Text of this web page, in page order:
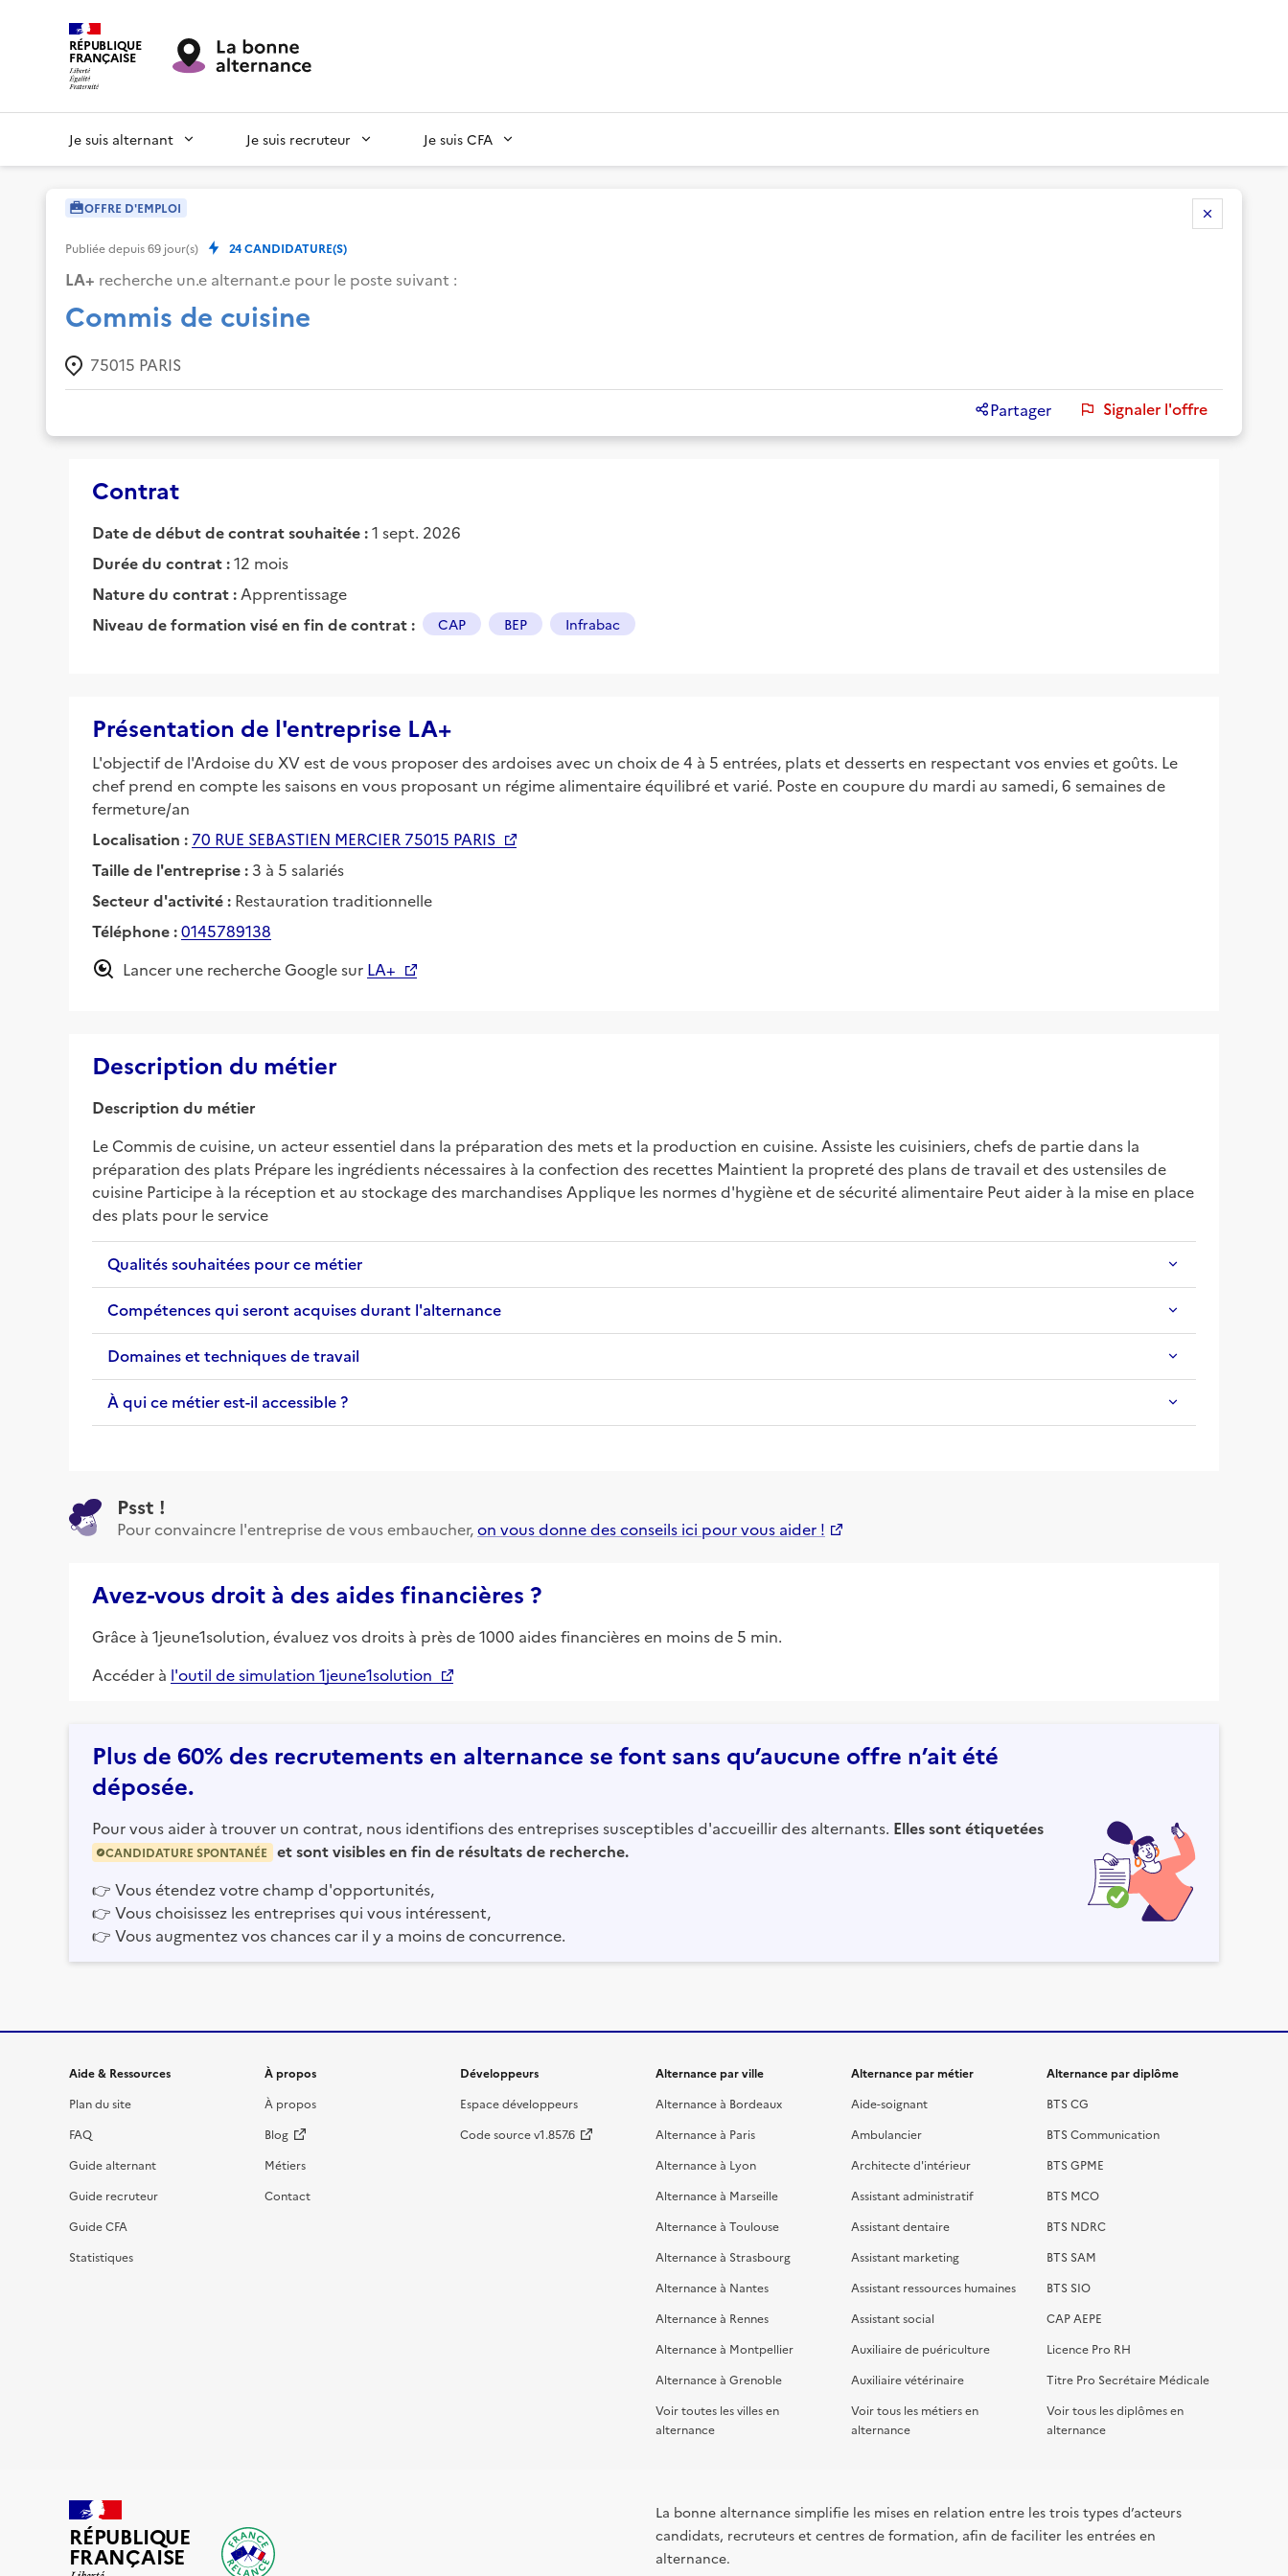
RÉPUBLIQUE
FRANÇAISE
Je suis alternant Je suis recruteur Je suis CFA
OFFRE D'EMPLOI
Publiée depuis69 jour(s) 24CANDIDATURE(S)
LA+ recherche un.e alternant.e pour le poste suivant :
Commis de cuisine
75015 PARIS
Partager Signaler l'offre
Contrat
Date de début de contrat souhaitée :1 sept. 2026
Durée du contrat :12 mois
Nature du contrat : Apprentissage
Niveau de formation visé en fin de contrat :
CAP BEP Infrabac
Présentation de l'entreprise LA+
L'objectif de l'Ardoise du XV est de vous proposer des ardoises avec un choix de 4 à 5 entrées, plats et desserts en respectant vos envies et goûts. Le
chef prend en compte les saisons en vous proposant un régime alimentaire équilibré et varié. Poste en coupure du mardi au samedi, 6 semaines de
fermeture/an
Localisation : 70 RUE SEBASTIEN MERCIER 75015 PARIS
Taille de l'entreprise : 3 à 5 salariés
Secteur d'activité : Restauration traditionnelle
Téléphone :0145789138
Lancer une recherche Google sur LA+
Description du métier
Description du métier
Le Commis de cuisine, un acteur essentiel dans la préparation des mets et la production en cuisine. Assiste les cuisiniers, chefs de partie dans la
préparation des plats Prépare les ingrédients nécessaires à la confection des recettes Maintient la propreté des plans de travail et des ustensiles de
cuisine Participe à la réception et au stockage des marchandises Applique les normes d'hygiène et de sécurité alimentaire Peut aider à la mise en place
des plats pour le service
Qualités souhaitées pour ce métier
Compétences qui seront acquises durant l'alternance
Domaines et techniques de travail
À qui ce métier est-il accessible ?
Psst !
Pour convaincre l'entreprise de vous embaucher,on vous donne des conseils ici pour vous aider !
Avez-vous droit à des aides financières ?
Grâce à 1jeune1solution, évaluez vos droits à près de 1000 aides financières en moins de 5 min.
Accéder à l'outil de simulation 1jeune1solution
Plus de 60% des recrutements en alternance se font sans qu’aucune offre n’ait été
déposée.
Pour vous aider à trouver un contrat, nous identifions des entreprises susceptibles d'accueillir des alternants. Elles sont étiquetées
CANDIDATURE SPONTANÉE
et sont visibles en fin de résultats de recherche.
👉 Vous étendez votre champ d'opportunités,
👉 Vous choisissez les entreprises qui vous intéressent,
👉 Vous augmentez vos chances car il y a moins de concurrence.
Informations et liens du site
Aide & Ressources
Plan du site
FAQ
Guide alternant
Guide recruteur
Guide CFA
Statistiques
À propos
À propos
Blog
Métiers
Contact
Développeurs
Espace développeurs
Code source v1.857.6
Alternance par ville
Alternance à Bordeaux
Alternance à Paris
Alternance à Lyon
Alternance à Marseille
Alternance à Toulouse
Alternance à Strasbourg
Alternance à Nantes
Alternance à Rennes
Alternance à Montpellier
Alternance à Grenoble
Voir toutes les villes en
alternance
Alternance par métier
Aide-soignant
Ambulancier
Architecte d'intérieur
Assistant administratif
Assistant dentaire
Assistant marketing
Assistant ressources humaines
Assistant social
Auxiliaire de puériculture
Auxiliaire vétérinaire
Voir tous les métiers en
alternance
Alternance par diplôme
BTS CG
BTS Communication
BTS GPME
BTS MCO
BTS NDRC
BTS SAM
BTS SIO
CAP AEPE
Licence Pro RH
Titre Pro Secrétaire Médicale
Voir tous les diplômes en
alternance
RÉPUBLIQUE
FRANÇAISE
La bonne alternance simplifie les mises en relation entre les trois types d’acteurs
candidats, recruteurs et centres de formation, afin de faciliter les entrées en
alternance.